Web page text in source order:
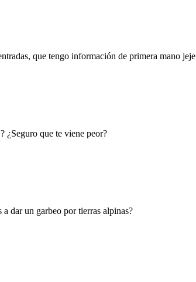
que tengo información de primera mano jeje
¿Seguro que te viene peor?
dar un garbeo por tierras alpinas?